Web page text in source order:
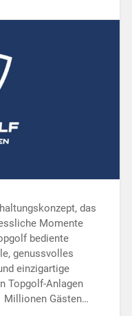
das
Momente
bediente
genussvolles
einzigartige
Topgolf-Anlagen
Millionen Gästen…